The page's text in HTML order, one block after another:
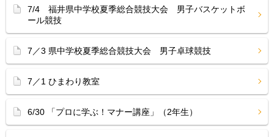
7/4 福井県中学校夏季総合競技大会 男子バスケットボ
ール競技
7／3 県中学校夏季総合競技大会 男子卓球競技
7／1 ひまわり教室
6/30 「プロに学ぶ！マナー講座」（2年生）